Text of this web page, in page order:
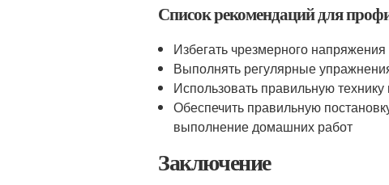
Список рекомендаций для
Избегать чрезмерного напряжения
Выполнять регулярные
Использовать правильную
Обеспечить правильную
выполнение домашних работ
Заключение